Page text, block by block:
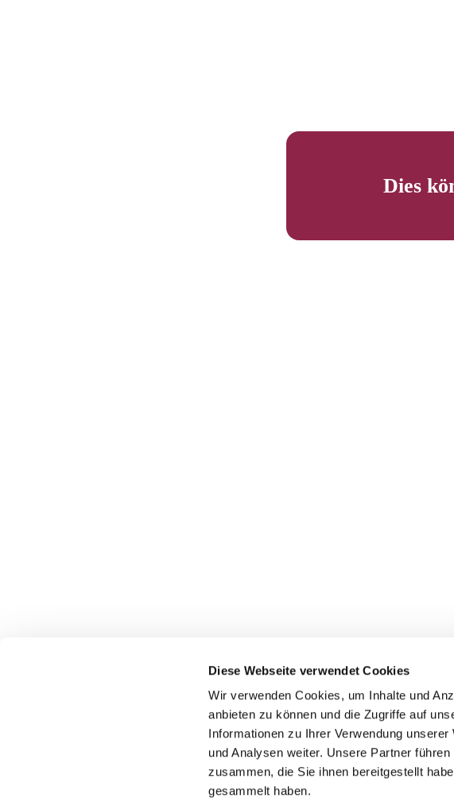
Diese Webseite verwendet Cookies
Wir verwenden Cookies, um Inhalte und
anbieten zu können und die Zugriffe auf
Informationen zu Ihrer Verwendung
und Analysen weiter. Unsere Partner
zusammen, die Sie ihnen bereitgestellt
gesammelt haben.
Dies
Impressum